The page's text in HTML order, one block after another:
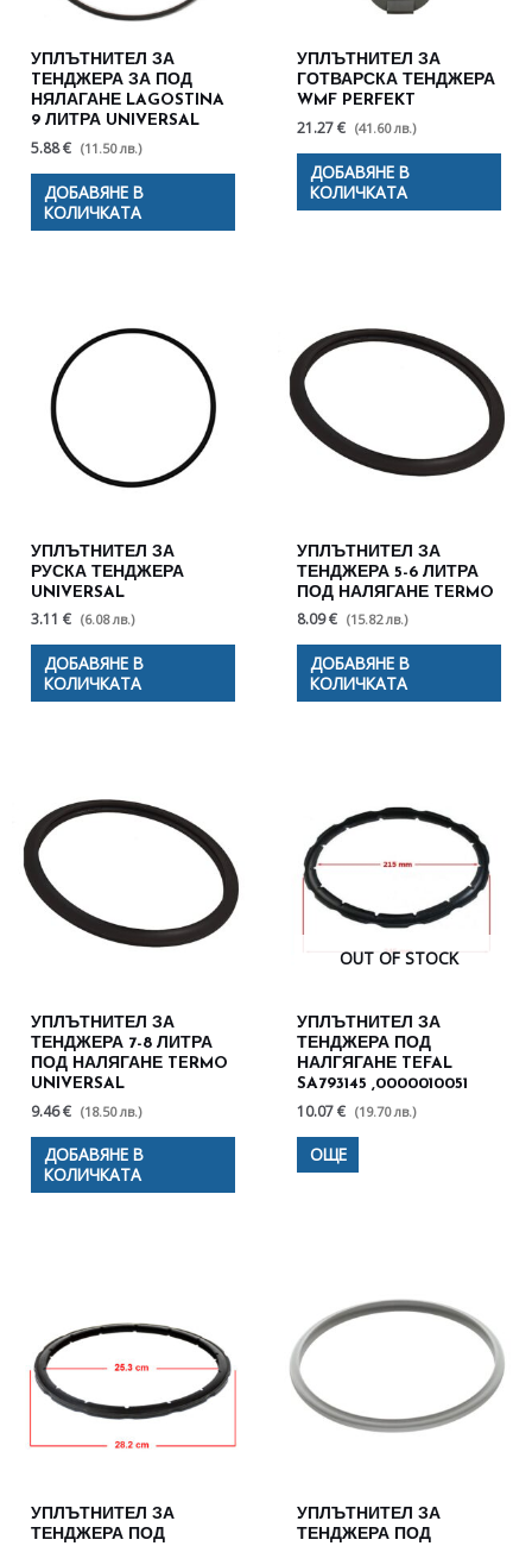
УПЛЪТНИТЕЛ ЗА
TЕНДЖЕРА ЗА ПОД
НЯЛАГАНЕ LAGOSTINA
9 ЛИТРА UNIVERSAL
5.88 € (11.50 лв.)
ДОБАВЯНЕ В
КОЛИЧКАТА
УПЛЪТНИТЕЛ ЗА
ГОТВАРСКА ТЕНДЖЕРА
WMF PERFEKT
21.27 € (41.60 лв.)
ДОБАВЯНЕ В
КОЛИЧКАТА
УПЛЪТНИТЕЛ ЗА
РУСКА ТЕНДЖЕРА
UNIVERSAL
3.11 € (6.08 лв.)
ДОБАВЯНЕ В
КОЛИЧКАТА
УПЛЪТНИТЕЛ ЗА
ТЕНДЖЕРА 5-6 ЛИТРА
ПОД НАЛЯГАНЕ TERMO
8.09 € (15.82 лв.)
ДОБАВЯНЕ В
КОЛИЧКАТА
УПЛЪТНИТЕЛ ЗА
ТЕНДЖЕРА 7-8 ЛИТРА
ПОД НАЛЯГАНЕ TERMO
UNIVERSAL
9.46 € (18.50 лв.)
ДОБАВЯНЕ В
КОЛИЧКАТА
OUT OF STOCK
УПЛЪТНИТЕЛ ЗА
ТЕНДЖЕРА ПОД
НАЛГЯГАНЕ TEFAL
SA793145 ,0000010051
10.07 € (19.70 лв.)
ОЩЕ
УПЛЪТНИТЕЛ ЗА
ТЕНДЖЕРА ПОД
УПЛЪТНИТЕЛ ЗА
ТЕНДЖЕРА ПОД